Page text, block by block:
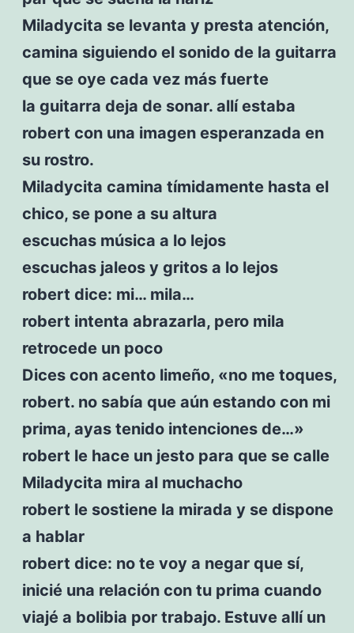
Miladycita se levanta y presta atención,
camina siguiendo el sonido de la guitarra
que se oye cada vez más fuerte
la guitarra deja de sonar. allí estaba
robert con una imagen esperanzada en
su rostro.
Miladycita camina tímidamente hasta el
chico, se pone a su altura
escuchas música a lo lejos
escuchas jaleos y gritos a lo lejos
robert dice: mi… mila…
robert intenta abrazarla, pero mila
retrocede un poco
Dices con acento limeño, «no me toques,
robert. no sabía que aún estando con mi
prima, ayas tenido intenciones de…»
robert le hace un jesto para que se calle
Miladycita mira al muchacho
robert le sostiene la mirada y se dispone
a hablar
robert dice: no te voy a negar que sí,
inicié una relación con tu prima cuando
viajé a bolibia por trabajo. Estuve allí un